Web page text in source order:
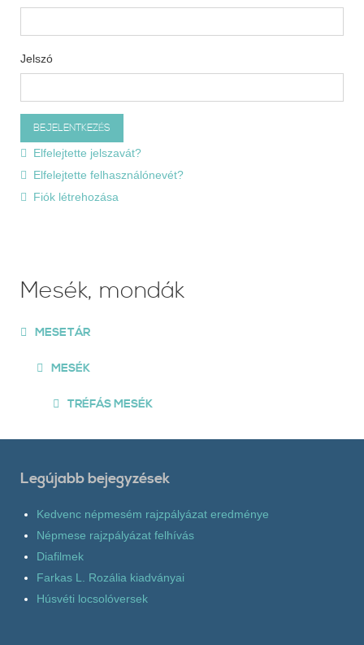
Jelszó
Elfelejtette jelszavát?
Elfelejtette felhasználónevét?
Fiók létrehozása
Mesék, mondák
MESETÁR
MESÉK
TRÉFÁS MESÉK
Legújabb bejegyzések
Kedvenc népmesém rajzpályázat eredménye
Népmese rajzpályázat felhívás
Diafilmek
Farkas L. Rozália kiadványai
Húsvéti locsolóversek